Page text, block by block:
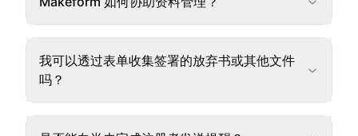
我可以透过表单收集签署的放弃书或其他文件
吗？